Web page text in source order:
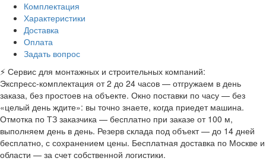
Комплектация
Характеристики
Доставка
Оплата
Задать вопрос
⚡ Сервис для монтажных и строительных компаний:
Экспресс-комплектация от 2 до 24 часов — отгружаем в день
заказа, без простоев на объекте. Окно поставки по часу — без
«целый день ждите»: вы точно знаете, когда приедет машина.
Отмотка по ТЗ заказчика — бесплатно при заказе от 100 м,
выполняем день в день. Резерв склада под объект — до 14 дней
бесплатно, с сохранением цены. Бесплатная доставка по Москве и
области — за счет собственной логистики.